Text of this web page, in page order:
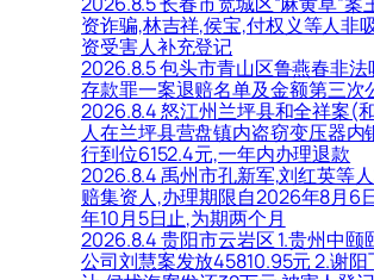
资诈骗,林吉祥,侯宝,付权义等人非
资受害人补充登记
2026.8.5 包头市青山区鲁燕春非法
存款罪一案退赔名单及金额第三次
2026.8.4 怒江州兰坪县和全祥案(
人在兰坪县营盘镇内盗窃变压器内
行到位6152.4元,一年内办理退款
2026.8.4 禹州市孔新军,刘红英等
赔集资人,办理期限自2026年8月6
年10月5日止,为期两个月
2026.8.4 贵阳市云岩区 1.贵州中颐
公司刘慧案发放45810.95元 2.谢阳